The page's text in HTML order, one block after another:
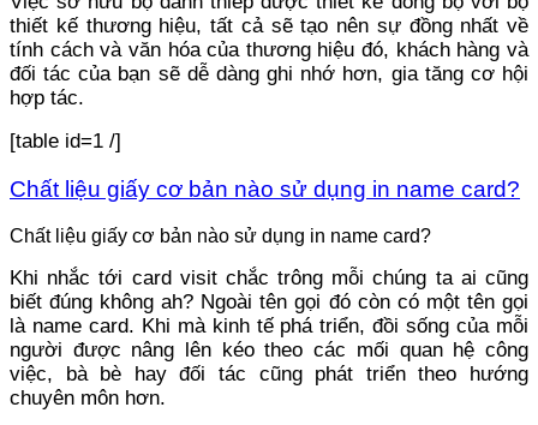
thiết kế thương hiệu, tất cả sẽ tạo nên sự đồng nhất về
tính cách và văn hóa của thương hiệu đó, khách hàng và
đối tác của bạn sẽ dễ dàng ghi nhớ hơn, gia tăng cơ hội
hợp tác.
[table id=1 /]
Chất liệu giấy cơ bản nào sử dụng in name card?
Chất liệu giấy cơ bản nào sử dụng in name card?
Khi nhắc tới card visit chắc trông mỗi chúng ta ai cũng
biết đúng không ah? Ngoài tên gọi đó còn có một tên gọi
là name card. Khi mà kinh tế phá triển, đồi sống của mỗi
người được nâng lên kéo theo các mối quan hệ công
việc, bà bè hay đối tác cũng phát triển theo hướng
chuyên môn hơn.